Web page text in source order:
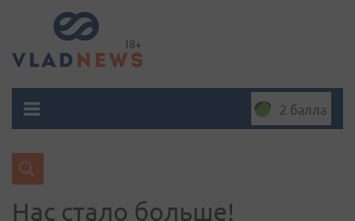
2 балла
Нас стало больше!